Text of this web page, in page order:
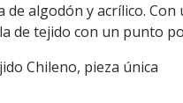
de algodón y acrílico. Con
de tejido con un punto
Chileno, pieza única